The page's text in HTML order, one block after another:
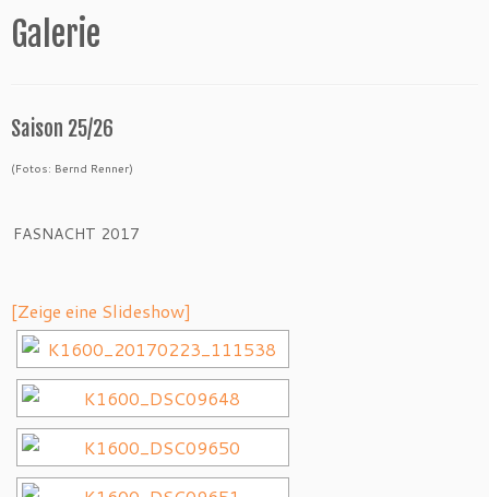
Inhalt
springen
Galerie
Saison 25/26
(Fotos: Bernd Renner)
FASNACHT 2017
[Zeige eine Slideshow]